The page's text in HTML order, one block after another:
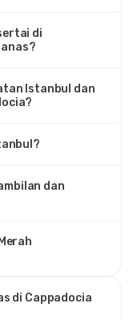
di
Istanbul dan
dan
di Cappadocia